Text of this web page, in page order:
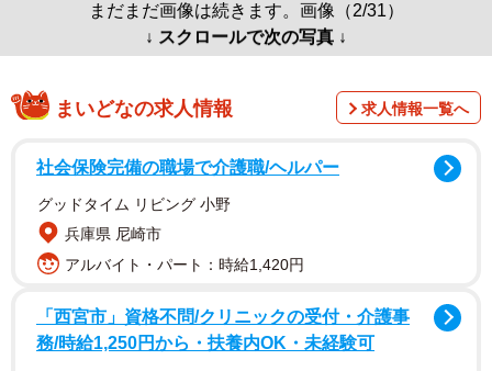
まだまだ画像は続きます。画像（2/31）
↓ スクロールで次の写真 ↓
まいどなの求人情報 求人情報一覧へ
社会保険完備の職場で介護職/ヘルパー
グッドタイム リビング 小野
兵庫県 尼崎市
アルバイト・パート：時給1,420円
「西宮市」資格不問/クリニックの受付・介護事
務/時給1,250円から・扶養内OK・未経験可